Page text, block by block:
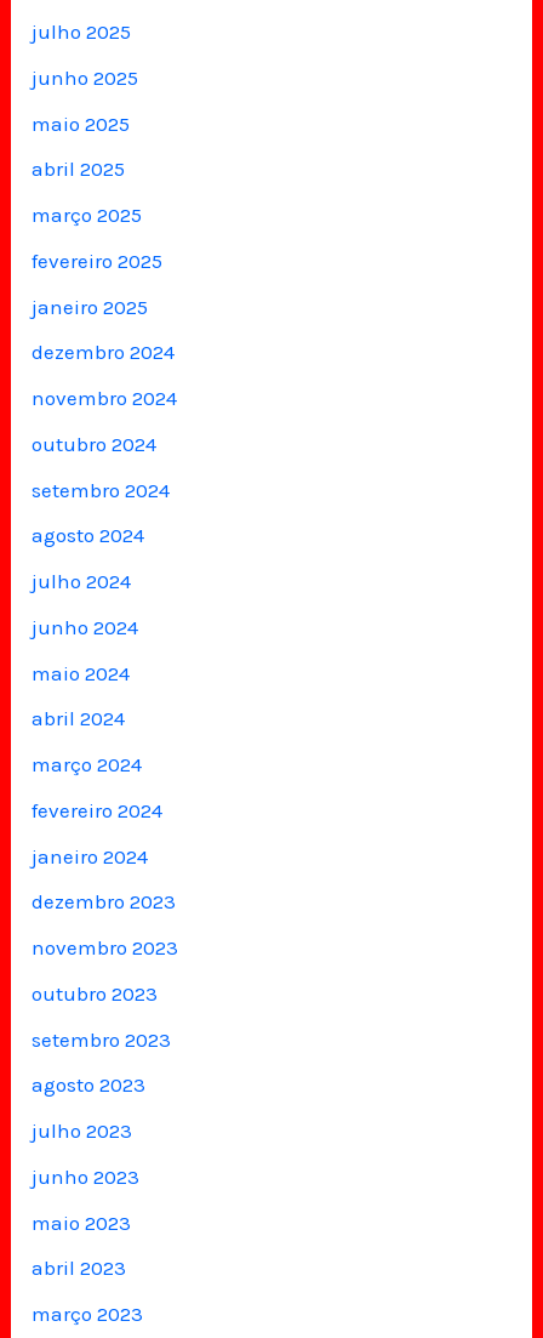
julho 2025
junho 2025
maio 2025
abril 2025
março 2025
fevereiro 2025
janeiro 2025
dezembro 2024
novembro 2024
outubro 2024
setembro 2024
agosto 2024
julho 2024
junho 2024
maio 2024
abril 2024
março 2024
fevereiro 2024
janeiro 2024
dezembro 2023
novembro 2023
outubro 2023
setembro 2023
agosto 2023
julho 2023
junho 2023
maio 2023
abril 2023
março 2023